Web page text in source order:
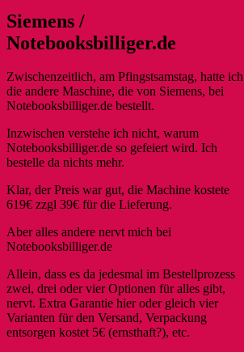
Siemens /
Notebooksbilliger.de
Zwischenzeitlich, am Pfingstsamstag, hatte ich
die andere Maschine, die von Siemens, bei
Notebooksbilliger.de bestellt.
Inzwischen verstehe ich nicht, warum
Notebooksbilliger.de so gefeiert wird. Ich
bestelle da nichts mehr.
Klar, der Preis war gut, die Machine kostete
619€ zzgl 39€ für die Lieferung.
Aber alles andere nervt mich bei
Notebooksbilliger.de
Allein, dass es da jedesmal im Bestellprozess
zwei, drei oder vier Optionen für alles gibt,
nervt. Extra Garantie hier oder gleich vier
Varianten für den Versand, Verpackung
entsorgen kostet 5€ (ernsthaft?), etc.